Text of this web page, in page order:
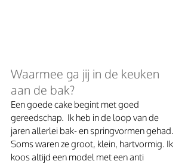
Waarmee ga jij in de keuken
aan de bak?
Een goede cake begint met goed
gereedschap.  Ik heb in de loop van de
jaren allerlei bak- en springvormen gehad.
Soms waren ze groot, klein, hartvormig. Ik
koos altijd een model met een anti